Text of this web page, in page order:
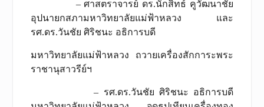
– ศาสตราจารย์ ดร.นักสิทธ์ คูวัฒนาชัย
อุปนายกสภามหาวิทยาลัยแม่ฟ้าหลวง และ
รศ.ดร.วันชัย ศิริชนะ อธิการบดี
มหาวิทยาลัยแม่ฟ้าหลวง ถวายเครื่องสักการะพระ
ราชานุสาวรีย์ฯ
– รศ.ดร.วันชัย ศิริชนะ อธิการบดี